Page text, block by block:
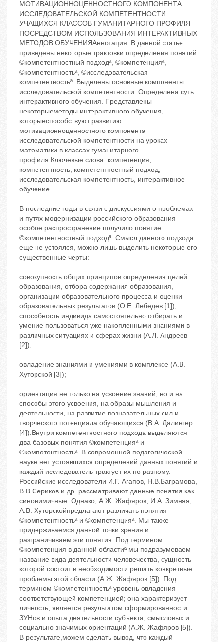
МОТИВАЦИОННОЦЕННОСТНОГО КОМПОНЕНТА
ИССЛЕДОВАТЕЛЬСКОЙ КОМПЕТЕНТНОСТИ
УЧАЩИХСЯ КЛАССОВ ГУМАНИТАРНОГО ПРОФИЛЯ
ПОСРЕДСТВОМ ИСПОЛЬЗОВАНИЯ ИНТЕРАКТИВНЫХ
МЕТОДОВ ОБУЧЕНИЯАннотация: В данной статье
приведены некоторые трактовки определения понятий
©компетентностный подходª, ©компетенцияª,
©компетентностьª, ©исследовательская
компетентностьª. Выделены основные компоненты
исследовательской компетентности. Определена суть
интерактивного обучения. Представлены
некоторыеметоды интерактивного обучения,
которыеспособствуют развитию
мотивационноценностного компонента
исследовательской компетентности на уроках
математики в классах гуманитарного
профиля.Ключевые слова: компетенция,
компетентность, компетентностный подход,
исследовательская компетентность, интерактивное
обучение.
В последние годы в связи с дискуссиями о проблемах
и путях модернизации российского образования
особое распространение получило понятие
©компетентностный подходª. Смысл данного подхода
еще не устоялся, можно лишь выделить некоторые его
существенные черты:
совокупность общих принципов определения целей
образования, отбора содержания образования,
организации образовательного процесса и оценки
образовательных результатов (О.Е. Лебедев [1]);
способность индивида самостоятельно отбирать и
умение пользоваться уже накопленными знаниями в
различных ситуациях и сферах жизни (А.Л. Андреев
[2]);
овладение знаниями и умениями в комплексе (А.В.
Хуторской [3]);
ориентация не только на усвоение знаний, но и на
способы этого усвоения, на образы мышления и
деятельности, на развитие познавательных сил и
творческого потенциала обучающихся (В.А. Далингер
[4]).Внутри компетентностного подхода выделяются
два базовых понятия ©компетенцияª и
©компетентностьª. В современной педагогической
науке нет устоявшихся определений данных понятий и
каждый исследователь трактует их по разному.
Российские исследователи И.Г. Агапов, Н.В.Баграмова,
В.В.Сериков и др. рассматривают данные понятия как
синонимичные. Однако, А.Ж. Жафяров, И.А. Зимняя,
А.В. Хуторскойпредлагают различать понятия
©компетентностьª и ©компетенцияª. Мы также
придерживаемся данной точки зрения и
разграничиваем эти понятия. Под термином
©компетенция в данной областиª мы подразумеваем
название вида деятельности человечества, сущность
которой состоит в необходимости решать конкретные
проблемы этой области (А.Ж. Жафяров [5]). Под
термином ©компетентностьª уровень овладения
соответствующей компетенцией; она характеризует
личность, является результатом сформированности
ЗУНов и опыта деятельности субъекта, смысловых и
социально ‬значимых ориентаций (А.Ж. Жафяров [5]).
В результате,можем сделать вывод, что каждый